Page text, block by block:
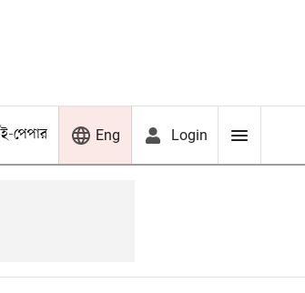
ই-পেপার Eng Login